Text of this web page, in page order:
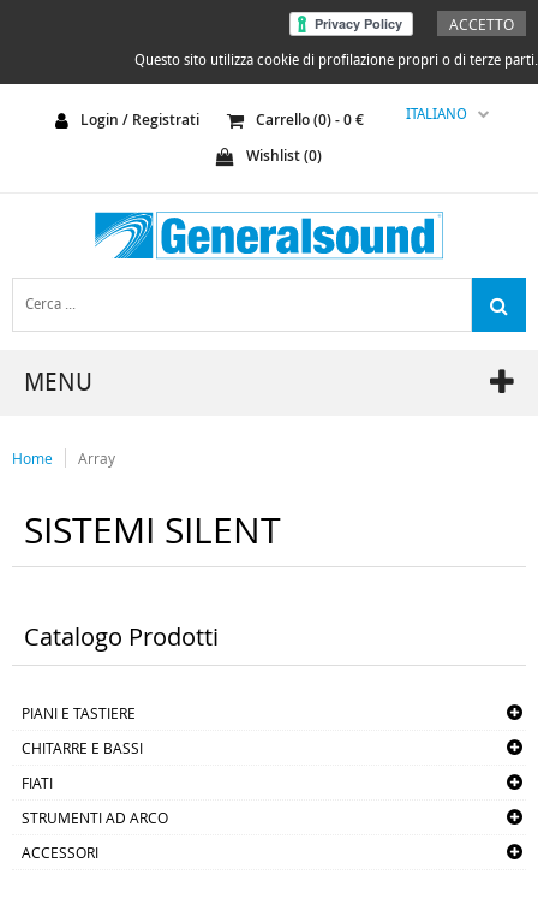
ACCETTO
Questo sito utilizza cookie di profilazione propri o di terze parti.
ITALIANO
Login / Registrati Carrello (0) -0€
Wishlist (0)
MENU
Home Array
SISTEMI SILENT
Catalogo Prodotti
PIANI E TASTIERE
CHITARRE E BASSI
FIATI
STRUMENTI AD ARCO
ACCESSORI